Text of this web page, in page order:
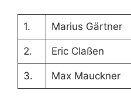
1. Marius Gärtner
2. Eric Claßen
3. Max Mauckner